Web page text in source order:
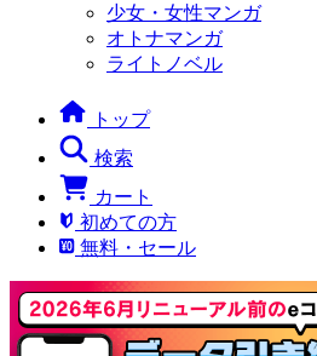
少女・女性マンガ
オトナマンガ
ライトノベル
トップ
検索
カート
初めての方
無料・セール